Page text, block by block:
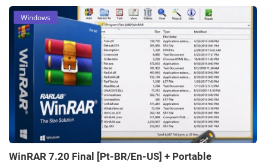
Windows
WinRAR 7.20 Final [Pt-BR/En-US] + Portable